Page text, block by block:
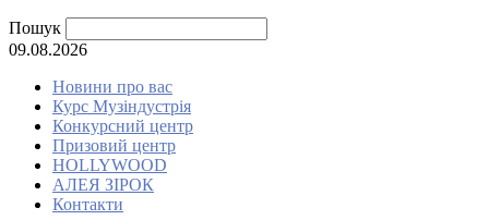
Пошук
09.08.2026
Новини про вас
Курс Музіндустрія
Конкурсний центр
Призовий центр
HOLLYWOOD
АЛЕЯ ЗІРОК
Контакти